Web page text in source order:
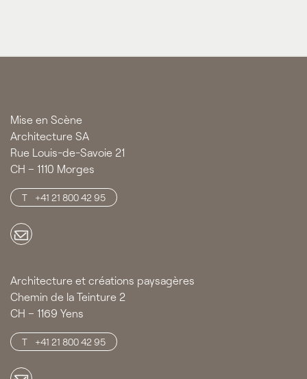
Mise en Scène
Architecture SA
Rue Louis-de-Savoie 21
CH – 1110 Morges
+41 21 800 42 95
Architecture et créations paysagères
Chemin de la Teinture 2
CH – 1169 Yens
+41 21 800 42 95